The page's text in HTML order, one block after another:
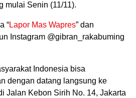
mulai Senin (11/11).
“Lapor Mas Wapres” dan
Instagram @gibran_rakabuming
Indonesia bisa
dengan datang langsung ke
Jalan Kebon Sirih No. 14, Jakarta